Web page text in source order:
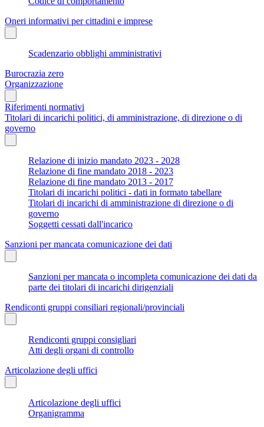
Oneri informativi per cittadini e imprese
Scadenzario obblighi amministrativi
Burocrazia zero
Organizzazione
Riferimenti normativi
Titolari di incarichi politici, di amministrazione, di direzione o di
governo
Relazione di inizio mandato 2023 - 2028
Relazione di fine mandato 2018 - 2023
Relazione di fine mandato 2013 - 2017
Titolari di incarichi politici - dati in formato tabellare
Titolari di incarichi di amministrazione di direzione o di
governo
Soggetti cessati dall'incarico
Sanzioni per mancata comunicazione dei dati
Sanzioni per mancata o incompleta comunicazione dei dati da
parte dei titolari di incarichi dirigenziali
Rendiconti gruppi consiliari regionali/provinciali
Rendiconti gruppi consigliari
Atti degli organi di controllo
Articolazione degli uffici
Articolazione degli uffici
Organigramma